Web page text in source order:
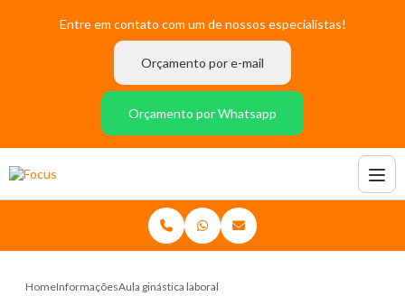
Entre em contato com um de nossos especialistas!
Orçamento por e-mail
Orçamento por Whatsapp
HomeInformaçõesAula ginástica laboral